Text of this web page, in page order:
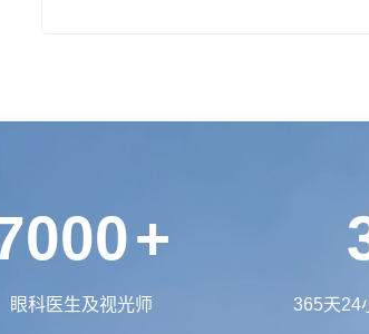
+
眼科医生及视光师 365天24